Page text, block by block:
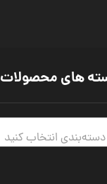
های محصولات
انتخاب کنید